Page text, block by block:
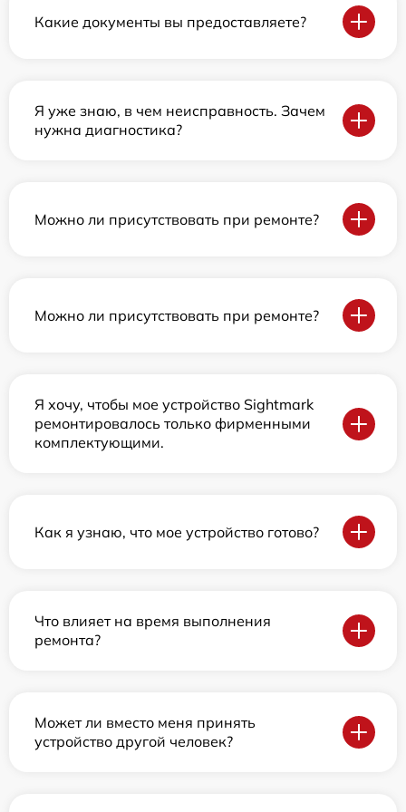
Какие документы вы предоставляете?
Я уже знаю, в чем неисправность. Зачем
нужна диагностика?
Можно ли присутствовать при ремонте?
Можно ли присутствовать при ремонте?
Я хочу, чтобы мое устройство Sightmark
ремонтировалось только фирменными
комплектующими.
Как я узнаю, что мое устройство готово?
Что влияет на время выполнения
ремонта?
Может ли вместо меня принять
устройство другой человек?